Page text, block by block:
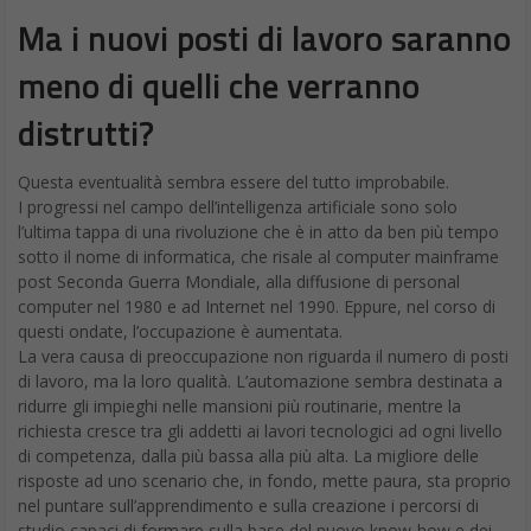
Ma i nuovi posti di lavoro saranno
meno di quelli che verranno
distrutti?
Questa eventualità sembra essere del tutto improbabile.
I progressi nel campo dell’intelligenza artificiale sono solo
l’ultima tappa di una rivoluzione che è in atto da ben più tempo
sotto il nome di informatica, che risale al computer mainframe
post Seconda Guerra Mondiale, alla diffusione di personal
computer nel 1980 e ad Internet nel 1990. Eppure, nel corso di
questi ondate, l’occupazione è aumentata.
La vera causa di preoccupazione non riguarda il numero di posti
di lavoro, ma la loro qualità. L’automazione sembra destinata a
ridurre gli impieghi nelle mansioni più routinarie, mentre la
richiesta cresce tra gli addetti ai lavori tecnologici ad ogni livello
di competenza, dalla più bassa alla più alta. La migliore delle
risposte ad uno scenario che, in fondo, mette paura, sta proprio
nel puntare sull’apprendimento e sulla creazione i percorsi di